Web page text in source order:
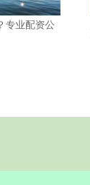
专业配资公